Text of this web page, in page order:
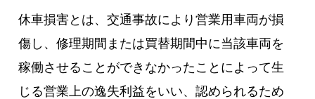
休車損害とは、交通事故により営業用車両が損
傷し、修理期間または買替期間中に当該車両を
稼働させることができなかったことによって生
じる営業上の逸失利益をいい、認められるため